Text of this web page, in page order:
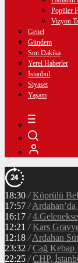
Popüler
Vizyon
Genel
Gündem
Son Dakika
Yerel Haberler
İstanbul
Siyaset
Yaşam
18:30 / Köprülü
17:57 / Ardahan’da
16:17 /
12:21 / Kars
12:18 / Ardahan
23:32 / Cağ Kebap
22:25 / CHP,